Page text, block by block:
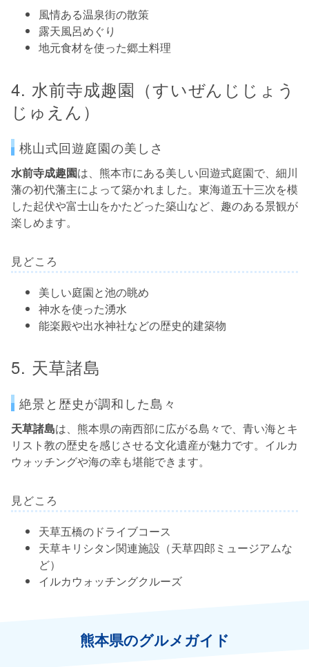
風情ある温泉街の散策
露天風呂めぐり
地元食材を使った郷土料理
4. 水前寺成趣園（すいぜんじじょう
じゅえん）
桃山式回遊庭園の美しさ
水前寺成趣園は、熊本市にある美しい回遊式庭園で、細川
藩の初代藩主によって築かれました。東海道五十三次を模
した起伏や富士山をかたどった築山など、趣のある景観が
楽しめます。
見どころ
美しい庭園と池の眺め
神水を使った湧水
能楽殿や出水神社などの歴史的建築物
5. 天草諸島
絶景と歴史が調和した島々
天草諸島は、熊本県の南西部に広がる島々で、青い海とキ
リスト教の歴史を感じさせる文化遺産が魅力です。イルカ
ウォッチングや海の幸も堪能できます。
見どころ
天草五橋のドライブコース
天草キリシタン関連施設（天草四郎ミュージアムな
ど）
イルカウォッチングクルーズ
熊本県のグルメガイド